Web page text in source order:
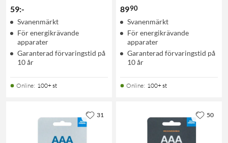
59:-
Svanenmärkt
För energikrävande
apparater
Garanterad förvaringstid på
10 år
Online: 100+ st
8990
Svanenmärkt
För energikrävande
apparater
Garanterad förvaringstid på
10 år
Online: 100+ st
31 50